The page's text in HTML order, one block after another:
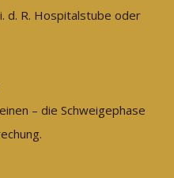
d. R. Hospitalstube oder
– die Schweigephase